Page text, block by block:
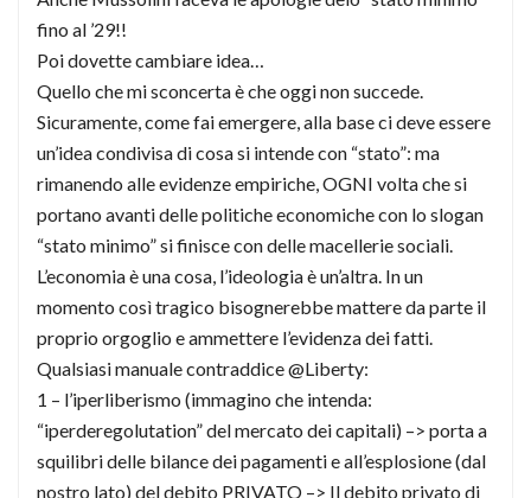
fino al ’29!!
Poi dovette cambiare idea…
Quello che mi sconcerta è che oggi non succede.
Sicuramente, come fai emergere, alla base ci deve essere
un’idea condivisa di cosa si intende con “stato”: ma
rimanendo alle evidenze empiriche, OGNI volta che si
portano avanti delle politiche economiche con lo slogan
“stato minimo” si finisce con delle macellerie sociali.
L’economia è una cosa, l’ideologia è un’altra. In un
momento così tragico bisognerebbe mattere da parte il
proprio orgoglio e ammettere l’evidenza dei fatti.
Qualsiasi manuale contraddice @Liberty:
1 – l’iperliberismo (immagino che intenda:
“iperderegolutation” del mercato dei capitali) –> porta a
squilibri delle bilance dei pagamenti e all’esplosione (dal
nostro lato) del debito PRIVATO –> Il debito privato di